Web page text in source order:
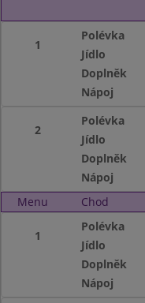
1
Polévka
Jídlo
Doplněk
Nápoj
2
Polévka
Jídlo
Doplněk
Nápoj
Menu
Chod
1
Polévka
Jídlo
Doplněk
Nápoj